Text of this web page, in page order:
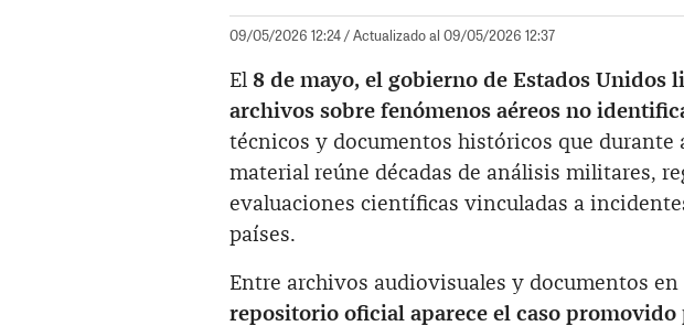
09/05/2026 12:24/ Actualizado al 09/05/2026 12:37
El 8 de mayo, el gobierno de Estados
archivos sobre fenómenos aéreos no
técnicos y documentos históricos que durante
material reúne décadas de análisis militares,
evaluaciones científicas vinculadas a
países.
Entre archivos audiovisuales y documentos en
repositorio oficial aparece el caso promovido